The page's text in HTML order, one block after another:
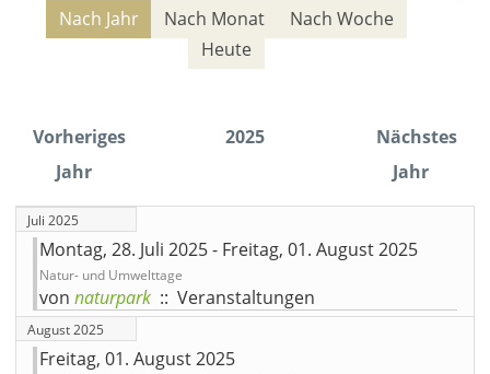
Nach Jahr Nach Monat
Nach Woche
Heute
Vorheriges
Jahr
2025
Nächstes
Jahr
Juli 2025
Montag, 28. Juli 2025 - Freitag, 01. August 2025
Natur- und Umwelttage
von naturpark :: Veranstaltungen
August 2025
Freitag, 01. August 2025